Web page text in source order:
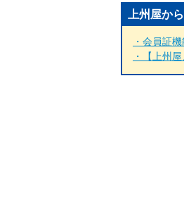
上州屋か
・会員証
・【上州